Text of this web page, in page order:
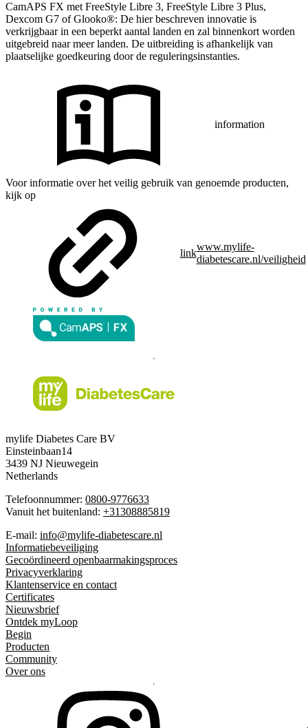
CamAPS FX met FreeStyle Libre 3, FreeStyle Libre 3 Plus,
Dexcom G7 of Glooko®: De hier beschreven innovatie is
verkrijgbaar in een beperkt aantal landen en zal binnenkort worden
uitgebreid naar meer landen. De uitbreiding is afhankelijk van
plaatselijke goedkeuring door de reguleringsinstanties.
information
Voor informatie over het veilig gebruik van genoemde producten,
kijk op
link
www.mylife-
diabetescare.nl/veiligheid
mylife Diabetes Care BV
Einsteinbaan14
3439 NJ Nieuwegein
Netherlands
Telefoonnummer: 0800-9776633
Vanuit het buitenland: +31308885819
E-mail: info@mylife-diabetescare.nl
Informatiebeveiliging
Gecoördineerd openbaarmakingsproces
Privacyverklaring
Klantenservice en contact
Certificates
Nieuwsbrief
Ontdek myLoop
Begin
Producten
Community
Over ons